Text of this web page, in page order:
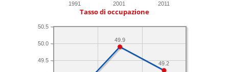
1991 2001 2011
Tasso di occupazione
49.5
50.0
50.5
49.2
49.9